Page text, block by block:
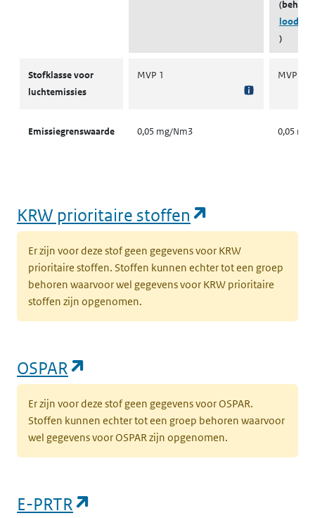
)
Stofklasse voor
luchtemissies
MVP 1 MVP 1
Emissiegrenswaarde 0,05 mg/Nm3 0,05
KRW prioritaire stoffen
Er zijn voor deze stof geen gegevens voor KRW
prioritaire stoffen. Stoffen kunnen echter tot een groep
behoren waarvoor wel gegevens voor KRW prioritaire
stoffen zijn opgenomen.
OSPAR
Er zijn voor deze stof geen gegevens voor OSPAR.
Stoffen kunnen echter tot een groep behoren waarvoor
wel gegevens voor OSPAR zijn opgenomen.
E-PRTR